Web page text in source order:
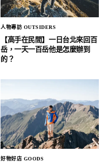
人物專訪 OUTSIDERS
【高手在民間】一日台北來回百
岳，一天一百岳他是怎麼辦到
的？
好物好店 GOODS